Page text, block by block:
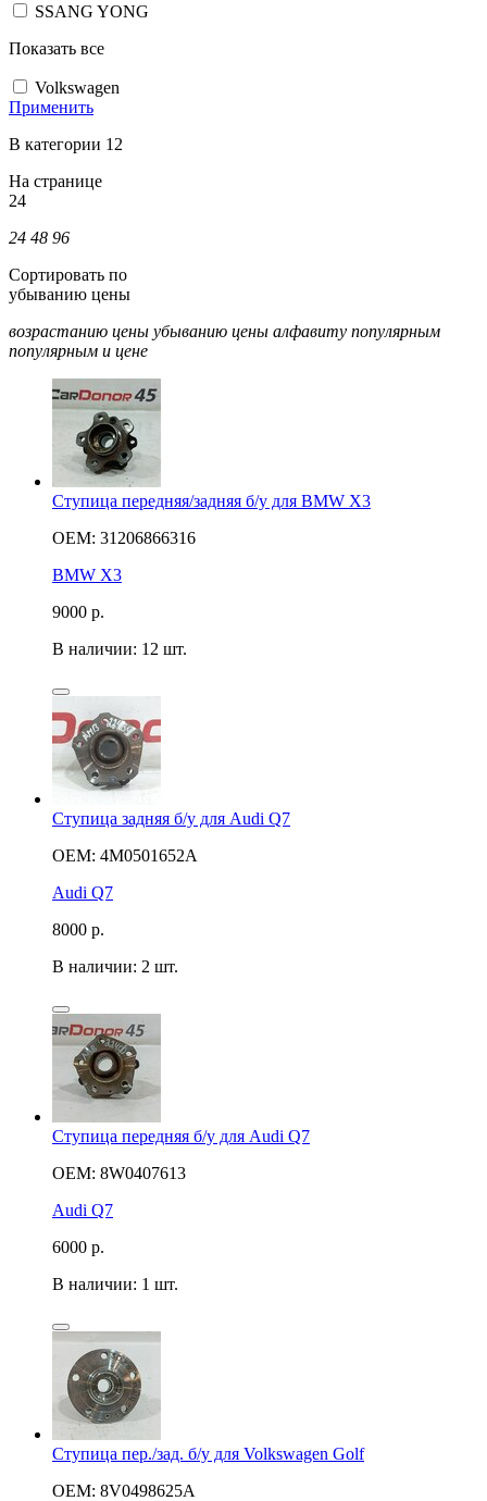
SSANG YONG
Показать все
Volkswagen
Применить
В категории 12
На странице
24
24 48 96
Сортировать по
убыванию цены
возрастанию цены убыванию цены алфавиту популярным
популярным и цене
Ступица передняя/задняя б/у для BMW X3
OEM: 31206866316
BMW X3
9000 р.
В наличии: 12 шт.
Ступица задняя б/у для Audi Q7
OEM: 4M0501652A
Audi Q7
8000 р.
В наличии: 2 шт.
Ступица передняя б/у для Audi Q7
OEM: 8W0407613
Audi Q7
6000 р.
В наличии: 1 шт.
Ступица пер./зад. б/у для Volkswagen Golf
OEM: 8V0498625A